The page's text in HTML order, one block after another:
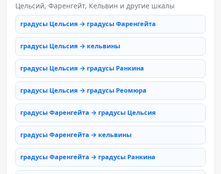
Цельсий, Фаренгейт, Кельвин и другие шкалы
градусы Цельсия → градусы Фаренгейта
градусы Цельсия → кельвины
градусы Цельсия → градусы Ранкина
градусы Цельсия → градусы Реомюра
градусы Фаренгейта → градусы Цельсия
градусы Фаренгейта → кельвины
градусы Фаренгейта → градусы Ранкина